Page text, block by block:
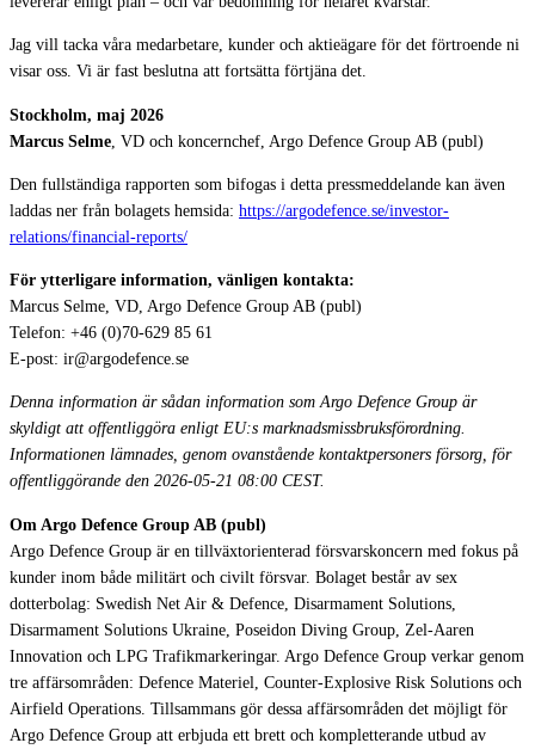
Jag vill tacka våra medarbetare, kunder och aktieägare för det förtroende ni
visar oss. Vi är fast beslutna att fortsätta förtjäna det.
Stockholm, maj 2026
Marcus Selme , VD och koncernchef, Argo Defence Group AB (publ)
Den fullständiga rapporten som bifogas i detta pressmeddelande kan även
laddas ner från bolagets hemsida: https://argodefence.se/investor-
relations/financial-reports/
För ytterligare information, vänligen kontakta:
Marcus Selme, VD, Argo Defence Group AB (publ)
Telefon: +46 (0)70-629 85 61
E-post: ir@argodefence.se
Denna information är sådan information som Argo Defence Group är
skyldigt att offentliggöra enligt EU:s marknadsmissbruksförordning.
Informationen lämnades, genom ovanstående kontaktpersoners försorg, för
offentliggörande den 2026-05-21 08:00 CEST.
Om Argo Defence Group AB (publ)
Argo Defence Group är en tillväxtorienterad försvarskoncern med fokus på
kunder inom både militärt och civilt försvar. Bolaget består av sex
dotterbolag: Swedish Net Air & Defence, Disarmament Solutions,
Disarmament Solutions Ukraine, Poseidon Diving Group, Zel-Aaren
Innovation och LPG Trafikmarkeringar. Argo Defence Group verkar genom
tre affärsområden: Defence Materiel, Counter-Explosive Risk Solutions och
Airfield Operations. Tillsammans gör dessa affärsområden det möjligt för
Argo Defence Group att erbjuda ett brett och kompletterande utbud av